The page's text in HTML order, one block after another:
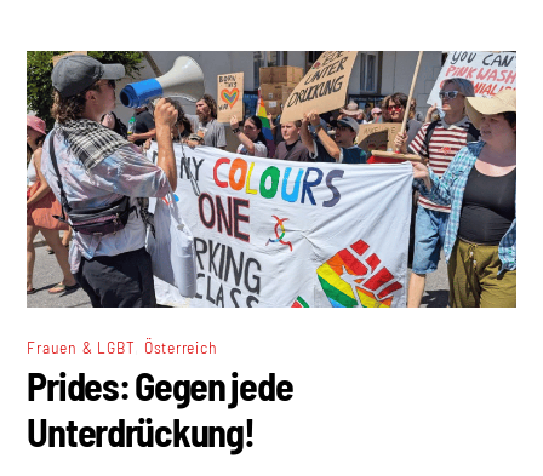
Frauen & LGBT Österreich
Prides: Gegen jede
Unterdrückung!